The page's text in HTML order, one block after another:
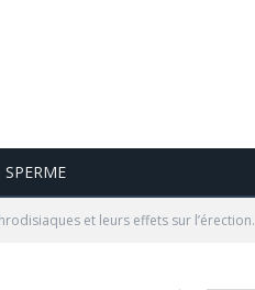
SPERME
et leurs effets sur l’érection.